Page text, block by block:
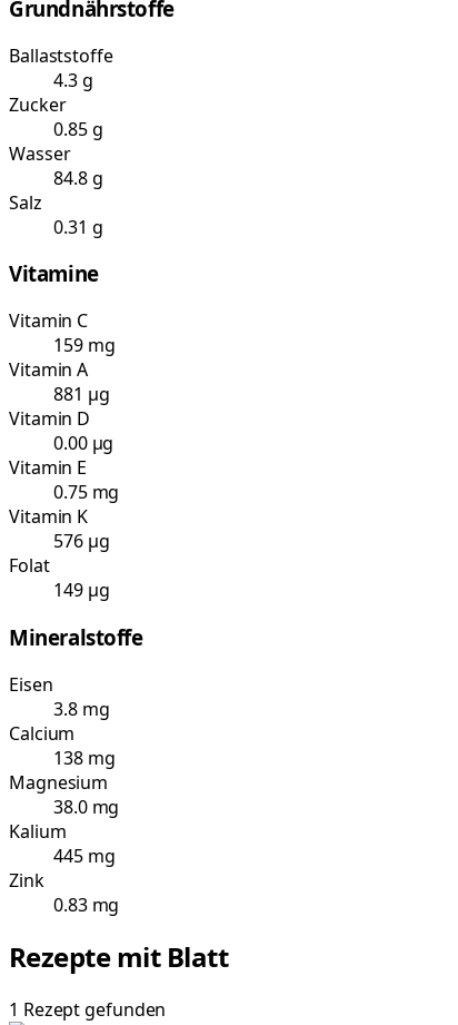
Grundnährstoffe
Ballaststoffe
4.3 g
Zucker
0.85 g
Wasser
84.8 g
Salz
0.31 g
Vitamine
Vitamin C
159 mg
Vitamin A
881 µg
Vitamin D
0.00 µg
Vitamin E
0.75 mg
Vitamin K
576 µg
Folat
149 µg
Mineralstoffe
Eisen
3.8 mg
Calcium
138 mg
Magnesium
38.0 mg
Kalium
445 mg
Zink
0.83 mg
Rezepte mit Blatt
1 Rezeptgefunden